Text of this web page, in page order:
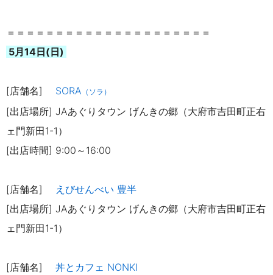
＝＝＝＝＝＝＝＝＝＝＝＝＝＝＝＝＝＝＝＝＝
5月14日(日)
[店舗名] SORA （ソラ）
[出店場所] JAあぐりタウン げんきの郷（大府市吉田町正右
ェ門新田1-1）
[出店時間] 9:00～16:00
[店舗名]
えびせんべい 豊半
[出店場所] JAあぐりタウン げんきの郷（大府市吉田町正右
ェ門新田1-1）
[店舗名] 丼とカフェ NONKI